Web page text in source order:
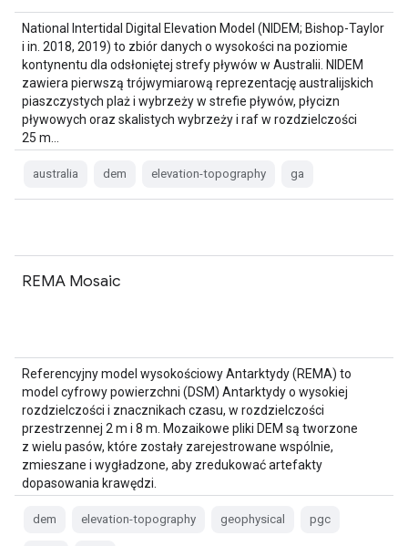
National Intertidal Digital Elevation Model (NIDEM; Bishop-Taylor
i in. 2018, 2019) to zbiór danych o wysokości na poziomie
kontynentu dla odsłoniętej strefy pływów w Australii. NIDEM
zawiera pierwszą trójwymiarową reprezentację australijskich
piaszczystych plaż i wybrzeży w strefie pływów, płycizn
pływowych oraz skalistych wybrzeży i raf w rozdzielczości
25 m…
australia dem elevation-topography ga
REMA Mosaic
Referencyjny model wysokościowy Antarktydy (REMA) to
model cyfrowy powierzchni (DSM) Antarktydy o wysokiej
rozdzielczości i znacznikach czasu, w rozdzielczości
przestrzennej 2 m i 8 m. Mozaikowe pliki DEM są tworzone
z wielu pasów, które zostały zarejestrowane wspólnie,
zmieszane i wygładzone, aby zredukować artefakty
dopasowania krawędzi.
dem elevation-topography geophysical pgc